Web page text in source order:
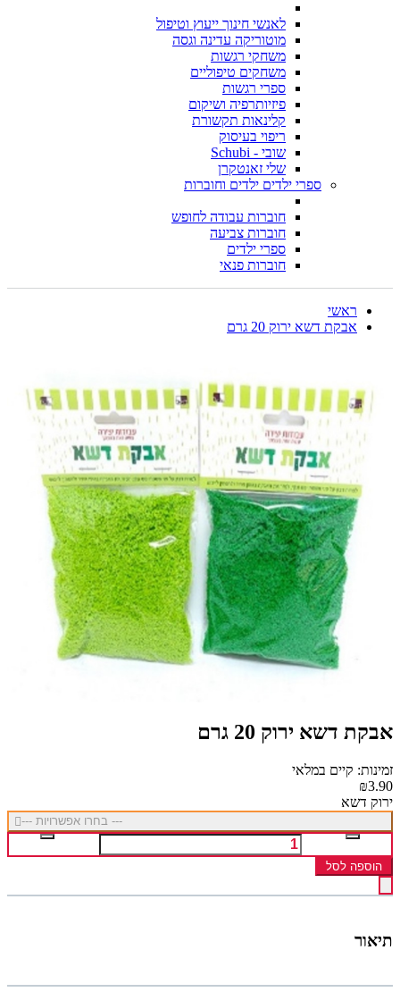
לאנשי חינוך ייעוץ וטיפול
מוטוריקה עדינה וגסה
משחקי רגשות
משחקים טיפוליים
ספרי רגשות
פיזיותרפיה ושיקום
קלינאות תקשורת
ריפוי בעיסוק
שובי - Schubi
שלי זאנטקרן
ספרי ילדים ילדים וחוברות
חוברות עבודה לחופש
חוברות צביעה
ספרי ילדים
חוברות פנאי
ראשי
אבקת דשא ירוק 20 גרם
אבקת דשא ירוק 20 גרם
זמינות: קיים במלאי
₪3.90
ירוק דשא
--- בחרו אפשרויות ---
הוספה לסל
תיאור